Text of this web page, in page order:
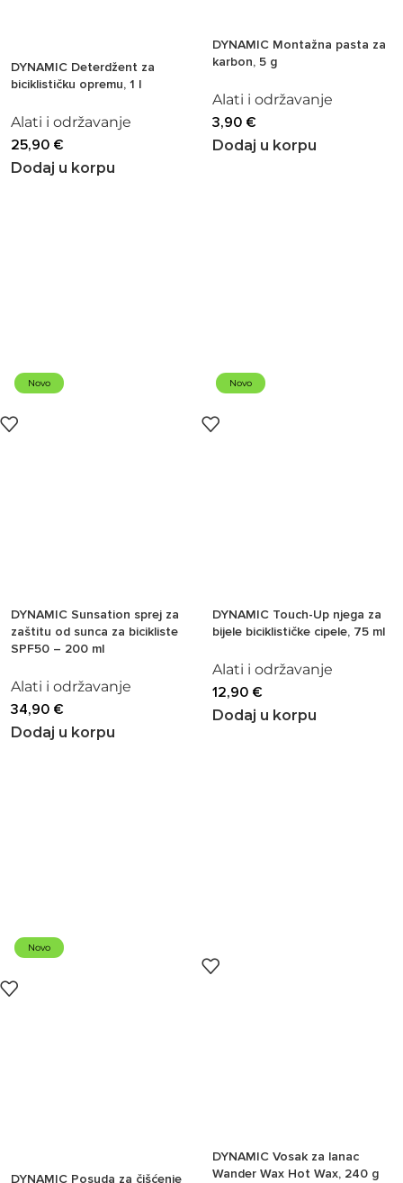
DYNAMIC Deterdžent za
biciklističku opremu, 1 l
Alati i održavanje
25,90 €
Dodaj u korpu
DYNAMIC Montažna pasta za
karbon, 5 g
Alati i održavanje
3,90 €
Dodaj u korpu
Novo
DYNAMIC Sunsation sprej za
zaštitu od sunca za bicikliste
SPF50 – 200 ml
Alati i održavanje
34,90 €
Dodaj u korpu
Novo
DYNAMIC Touch-Up njega za
bijele biciklističke cipele, 75 ml
Alati i održavanje
12,90 €
Dodaj u korpu
Novo
DYNAMIC Posuda za čišćenje
DYNAMIC Vosak za lanac
Wander Wax Hot Wax, 240 g